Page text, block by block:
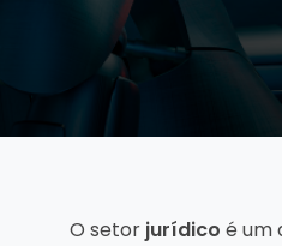
O setor jurídico é um